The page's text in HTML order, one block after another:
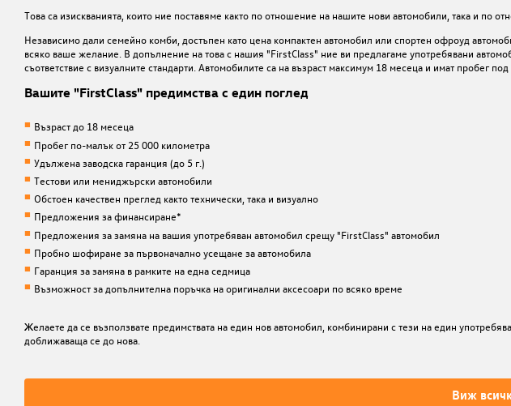
Това са изискванията, които ние поставяме както по отношение на нашите нови автомобили, така и по
Независимо дали семейно комби, достъпен като цена компактен автомобил или спортен офроуд
всяко ваше желание. В допълнение на това с нашия "FirstClass" ние ви предлагаме употребявани
съответствие с визуалните стандарти. Автомобилите са на възраст максимум 18 месеца и имат пробег
Вашите "FirstClass" предимства с един поглед
Възраст до 18 месеца
Пробег по-малък от 25 000 километра
Удължена заводска гаранция (до 5 г.)
Тестови или мениджърски автомобили
Обстоен качествен преглед както технически, така и визуално
Предложения за финансиране*
Предложения за замяна на вашия употребяван автомобил срещу "FirstClass" автомобил
Пробно шофиране за първоначално усещане за автомобила
Гаранция за замяна в рамките на една седмица
Възможност за допълнителна поръчка на оригинални аксесоари по всяко време
Желаете да се възползвате предимствата на един нов автомобил, комбинирани с тези на един
доближаваща се до нова.
Виж